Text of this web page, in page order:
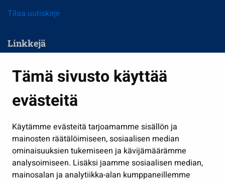
Tämä sivusto käyttää
evästeitä
Käytämme evästeitä tarjoamamme sisällön ja
mainosten räätälöimiseen, sosiaalisen median
ominaisuuksien tukemiseen ja kävijämäärämme
analysoimiseen. Lisäksi jaamme sosiaalisen median,
mainosalan ja analytiikka-alan kumppaneillemme
Tilaa uutiskirje
Linkkejä
Kasvatus ja opetus
Kulttuuri ja liikunta
Työ ja yrittäminen
Osallistu ja asioi
Näytä omat evästeasetukseni